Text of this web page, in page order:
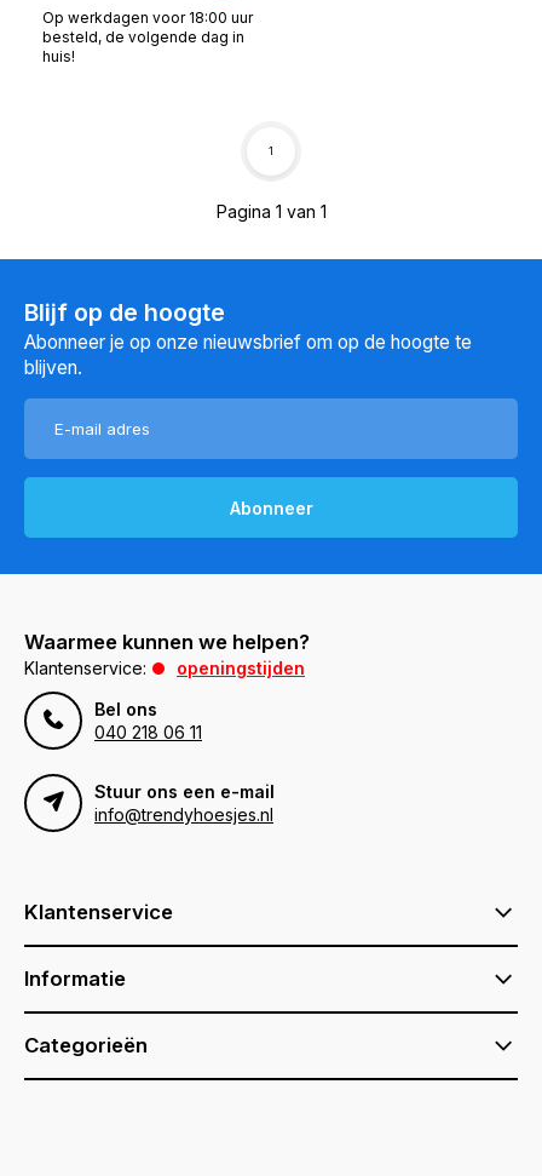
Op werkdagen voor 18:00 uur
besteld, de volgende dag in
huis!
Pagina 1 van 1
1
Blijf op de hoogte
Abonneer je op onze nieuwsbrief om op de hoogte te
blijven.
Abonneer
Waarmee kunnen we helpen?
Klantenservice:
openingstijden
Bel ons
040 218 06 11
Stuur ons een e-mail
info@trendyhoesjes.nl
Klantenservice
Informatie
Categorieën